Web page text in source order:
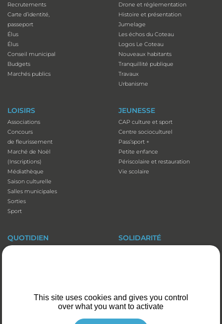
Recrutements
Carte d’identité,
passeport
Élus
Élus
Conseil municipal
Budgets
Marchés publics
Drone et réglementation
Histoire et présentation
Jumelage
Les échos du Coteau
Logos Le Coteau
Nouveaux habitants
Tranquillité publique
Travaux
Urbanisme
LOISIRS
Associations
Concours
de fleurissement
Marché de Noël
(Inscriptions)
Médiathèque
Saison culturelle
Salles municipales
Sorties
Sport
JEUNESSE
CAP culture et sport
Centre socioculturel
Pass’sport +
Petite enfance
Périscolaire et restauration
Vie scolaire
QUOTIDIEN SOLIDARITÉ
Colis de Noël
EHPAD et Foyer-résidence
Mutuelles communales
This site uses cookies and gives you control
over what you want to activate